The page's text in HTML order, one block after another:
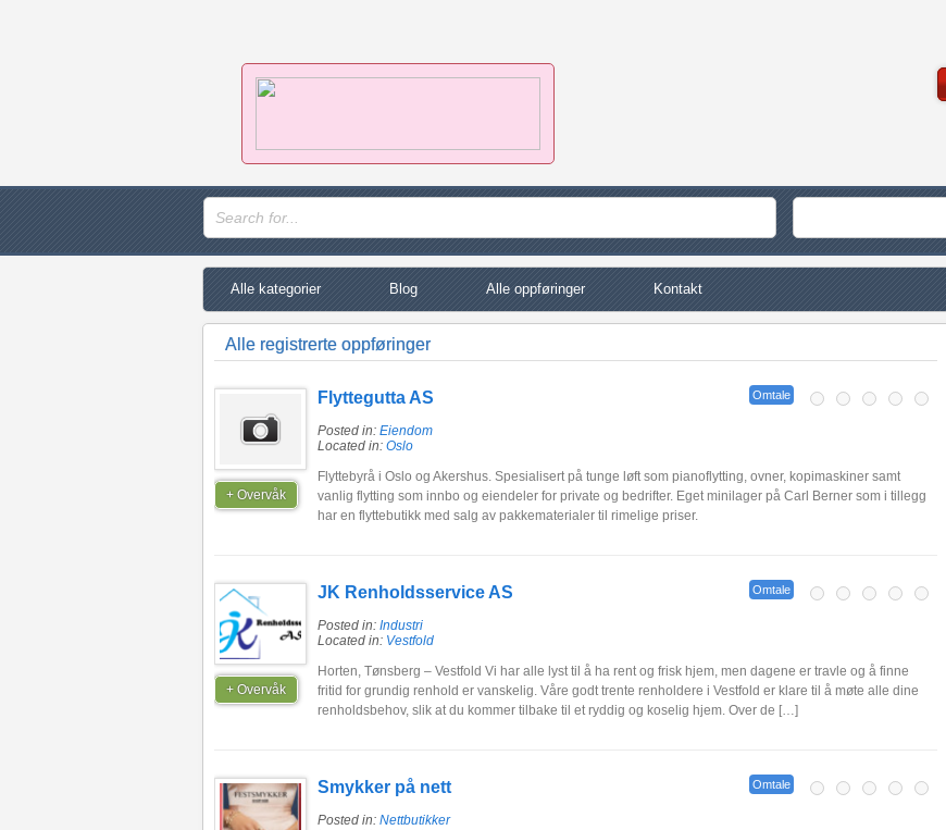
Alle kategorier Blog Alle oppføringer Kontakt
Alle registrerte oppføringer
+ Overvåk
Flyttegutta AS Omtale
Posted in: Eiendom
Located in: Oslo
Flyttebyrå i Oslo og Akershus. Spesialisert på tunge løft som pianoflytting, ovner, kopimaskiner samt
vanlig flytting som innbo og eiendeler for private og bedrifter. Eget minilager på Carl Berner som i tillegg
har en flyttebutikk med salg av pakkematerialer til rimelige priser.
+ Overvåk
JK Renholdsservice AS Omtale
Posted in: Industri
Located in: Vestfold
Horten, Tønsberg – Vestfold Vi har alle lyst til å ha rent og frisk hjem, men dagene er travle og å finne
fritid for grundig renhold er vanskelig. Våre godt trente renholdere i Vestfold er klare til å møte alle dine
renholdsbehov, slik at du kommer tilbake til et ryddig og koselig hjem. Over de […]
Smykker på nett Omtale
Posted in: Nettbutikker